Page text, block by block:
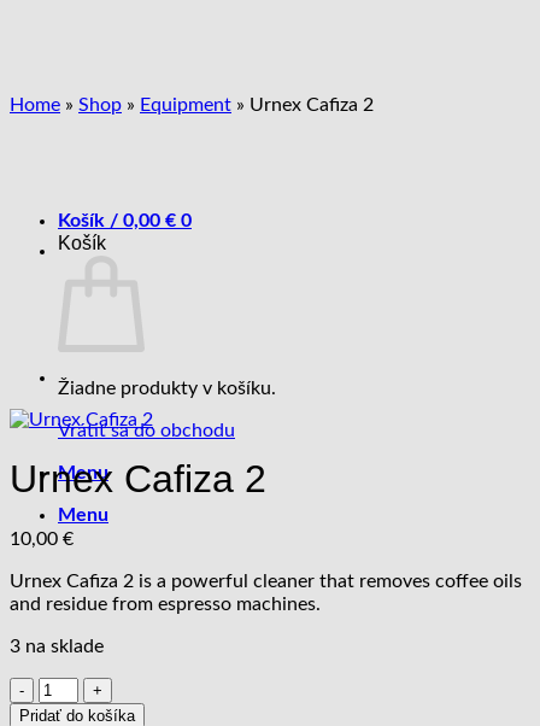
Košík / 0,00 € 0
Košík
Žiadne produkty v košíku.
Vrátiť sa do obchodu
Menu
Menu
Home » Shop » Equipment » Urnex Cafiza 2
Urnex Cafiza 2
10,00 €
Urnex Cafiza 2 is a powerful cleaner that removes coffee oils
and residue from espresso machines.
3 na sklade
množstvo
Urnex
Pridať do košíka